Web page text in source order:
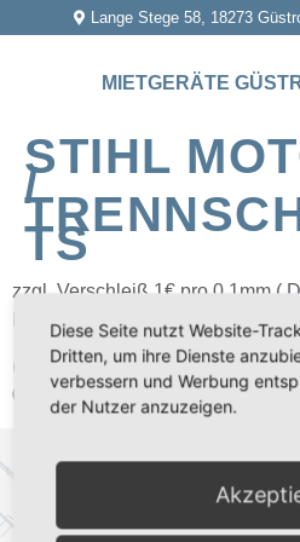
Lange Stege 58, 18273
MIETGERÄTE
STIHL
/
TS
zzgl. Verschleiß 1€ pro 0,1mm (
Metallscheibe
( Tagespreis Mo-So ,
09:00 Uhr )
Wir benötigen Ihre
Google Maps-
Diese Seite nutzt Website-
Dritten, um ihre Dienste
verbessern und Werbung
der Nutzer anzuzeigen.